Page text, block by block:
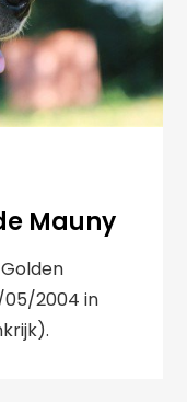
Mauny
05/2004 in